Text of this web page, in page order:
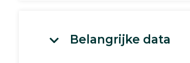
Belangrijke data